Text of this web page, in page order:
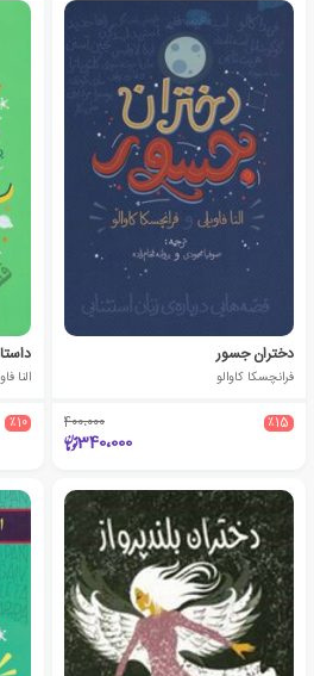
دختران جسور
فرانچسکا کاوالو
٪15 400،000
340،000
النا
٪10